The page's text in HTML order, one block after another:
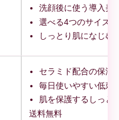
洗顔後に使う導入美
選べる4つのサイズ
しっとり肌になじむ
セラミド配合の保湿
毎日使いやすい低刺
肌を保護するしっと
送料無料